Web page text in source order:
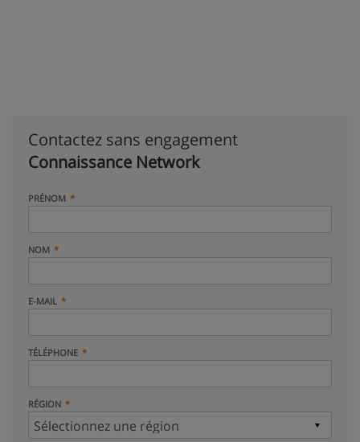
Contactez sans engagement
Connaissance Network
PRÉNOM
NOM
E-MAIL
TÉLÉPHONE
RÉGION